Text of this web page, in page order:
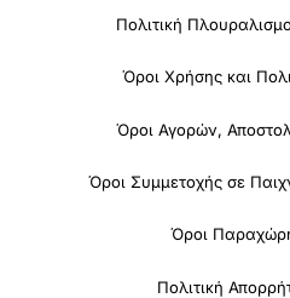
Πολιτική
Όροι Χρήσης και
Όροι Αγορών,
Όροι Συμμετοχής σε
Όροι
Πολιτική